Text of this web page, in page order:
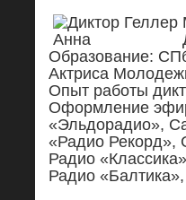
Образование:
Актриса
Опыт работы
Оформление
«Эльдорадио»,
«Радио Рекорд»,
Радио
Радио